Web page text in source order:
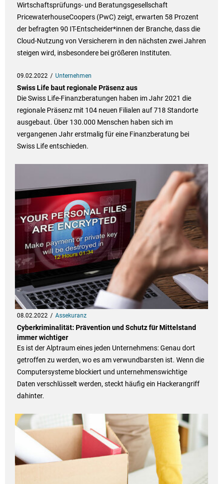
Wirtschaftsprüfungs- und Beratungsgesellschaft
PricewaterhouseCoopers (PwC) zeigt, erwarten 58 Prozent
der befragten 90 IT-Entscheider*innen der Branche, dass die
Cloud-Nutzung von Versicherern in den nächsten zwei Jahren
steigen wird, insbesondere bei größeren Instituten.
09.02.2022 Unternehmen
Swiss Life baut regionale Präsenz aus
Die Swiss Life-Finanzberatungen haben im Jahr 2021 die
regionale Präsenz mit 104 neuen Filialen auf 718 Standorte
ausgebaut. Über 130.000 Menschen haben sich im
vergangenen Jahr erstmalig für eine Finanzberatung bei
Swiss Life entschieden.
08.02.2022 Assekuranz
Cyberkriminalität: Prävention und Schutz für Mittelstand
immer wichtiger
Es ist der Alptraum eines jeden Unternehmens: Genau dort
getroffen zu werden, wo es am verwundbarsten ist. Wenn die
Computersysteme blockiert und unternehmenswichtige
Daten verschlüsselt werden, steckt häufig ein Hackerangriff
dahinter.